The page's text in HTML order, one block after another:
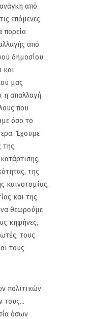
από
επόμενες
πορεία
από
δημοσίου
και
μας
η απαλλαγή
που
όσο το
Έχουμε
της
της
καινοτομίας,
και της
θεωρούμε
κηφήνες,
τους
τους
τους...
όσων